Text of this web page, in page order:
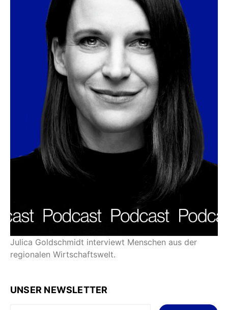
Julica Goldschmidt interviewt Menschen aus der
regionalen Wirtschaftswelt.
UNSER NEWSLETTER